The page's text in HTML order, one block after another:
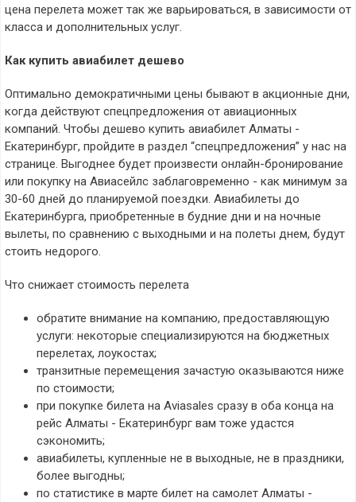
цена перелета может так же варьироваться, в зависимости от
класса и дополнительных услуг.
Как купить авиабилет дешево
Оптимально демократичными цены бывают в акционные дни,
когда действуют спецпредложения от авиационных
компаний. Чтобы дешево купить авиабилет Алматы -
Екатеринбург, пройдите в раздел “спецпредложения” у нас на
странице. Выгоднее будет произвести онлайн-бронирование
или покупку на Авиасейлс заблаговременно - как минимум за
30-60 дней до планируемой поездки. Авиабилеты до
Екатеринбурга, приобретенные в будние дни и на ночные
вылеты, по сравнению с выходными и на полеты днем, будут
стоить недорого.
Что снижает стоимость перелета
обратите внимание на компанию, предоставляющую
услуги: некоторые специализируются на бюджетных
перелетах, лоукостах;
транзитные перемещения зачастую оказываются ниже
по стоимости;
при покупке билета на Aviasales сразу в оба конца на
рейс Алматы - Екатеринбург вам тоже удастся
сэкономить;
авиабилеты, купленные не в выходные, не в праздники,
более выгодны;
по статистике в марте билет на самолет Алматы -